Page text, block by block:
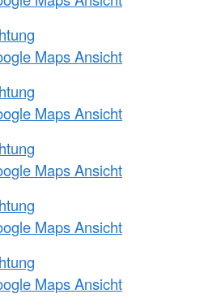
Maps Ansicht
Maps Ansicht
Maps Ansicht
Maps Ansicht
Maps Ansicht